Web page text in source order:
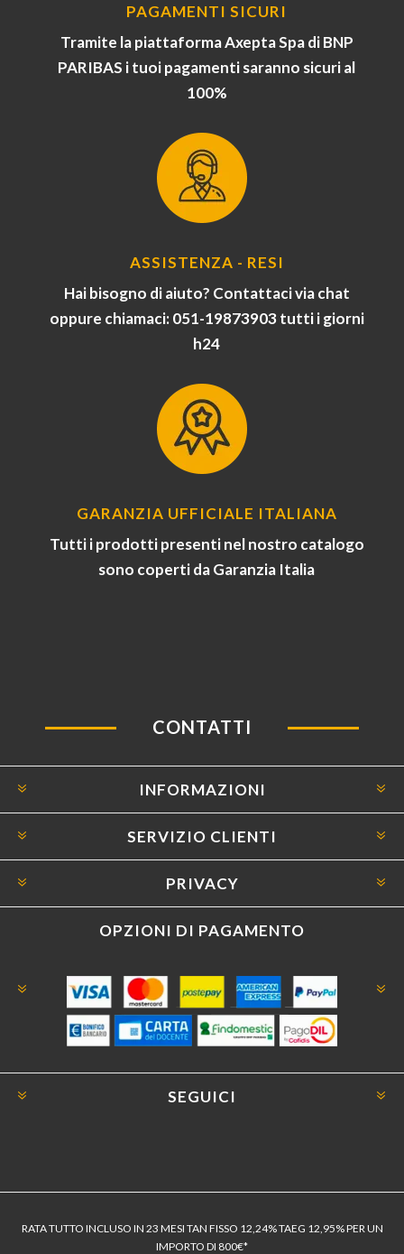
PAGAMENTI SICURI
Tramite la piattaforma Axepta Spa di BNP
PARIBAS i tuoi pagamenti saranno sicuri al
100%
ASSISTENZA - RESI
Hai bisogno di aiuto? Contattaci via chat
oppure chiamaci: 051-19873903 tutti i giorni
h24
GARANZIA UFFICIALE ITALIANA
Tutti i prodotti presenti nel nostro catalogo
sono coperti da Garanzia Italia
CONTATTI
INFORMAZIONI
SERVIZIO CLIENTI
PRIVACY
OPZIONI DI PAGAMENTO
SEGUICI
RATA TUTTO INCLUSO IN 23 MESI TAN FISSO 12,24% TAEG 12,95% PER UN
IMPORTO DI 800€*